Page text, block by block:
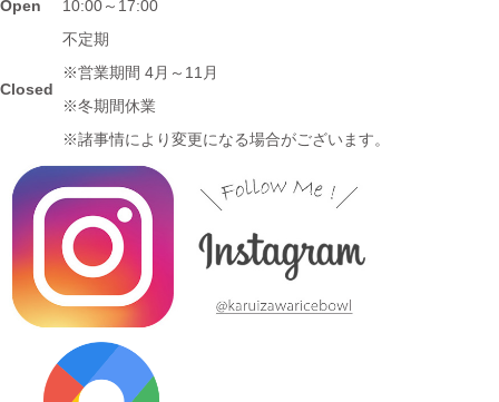
≪マガジンで掲載されました≫ 名鉄グループエリア 魅力発見マ
ガジンWind 2021年3月号「田縣神社前駅」に 白いごはん器のお
店 らいすぼーる 小牧店が掲載されました。
『お米特集』コーナーで MAG!C☆PRINCEの平野泰新さんが白
いごはん器のお店 らいすぼーる 春日井店にいらっしゃいまし
2024/3/12
スカ！ハピスタ『美味しく見える!?器の選び方』コーナーで 白い
ごはん器のお店 らいすぼーる 春日井店が紹介されました。
Open
10:00～17:00
Closed
不定期
※営業期間 4月～11月
※冬期間休業
※諸事情により変更になる場合がございます。